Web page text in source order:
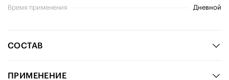
Время применения
Дневной
СОСТАВ
ПРИМЕНЕНИЕ